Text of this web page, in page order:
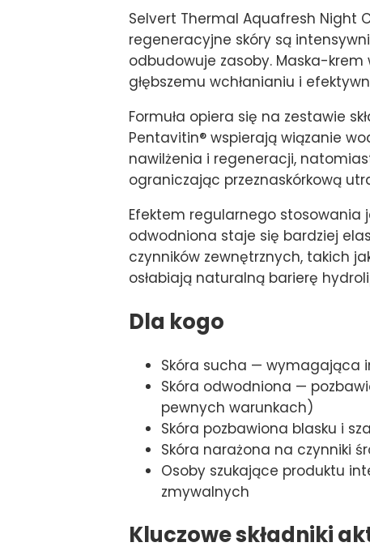
Selvert Thermal Aquafresh Night
regeneracyjne skóry są
odbudowuje zasoby. Maska-krem
głębszemu wchłanianiu i
Formuła opiera się na zestawie
Pentavitin® wspierają wiązanie
nawilżenia i regeneracji,
ograniczając przeznaskórkową
Efektem regularnego stosowania
odwodniona staje się bardziej
czynników zewnętrznych, takich
osłabiają naturalną barierę
Dla kogo
Skóra sucha — wymagająca
Skóra odwodniona —
pewnych warunkach)
Skóra pozbawiona blasku i
Skóra narażona na czynniki
Osoby szukające produktu
zmywalnych
Kluczowe składniki